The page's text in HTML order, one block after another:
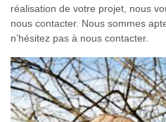
réalisation de votre projet, nous
nous contacter. Nous sommes
n’hésitez pas à nous contacter.